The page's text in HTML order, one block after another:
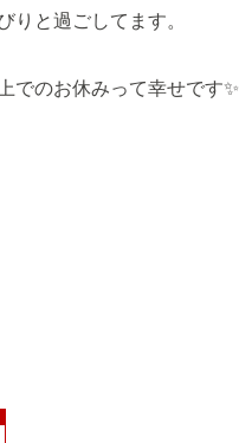
りと過ごしてます。
でのお休みって幸せです✨